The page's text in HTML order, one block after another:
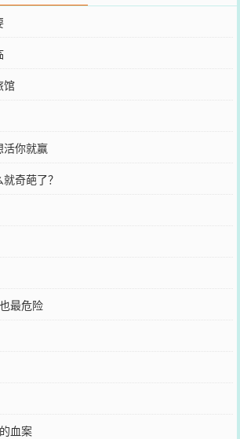
馆
活你就赢
奇葩了？
最危险
血案